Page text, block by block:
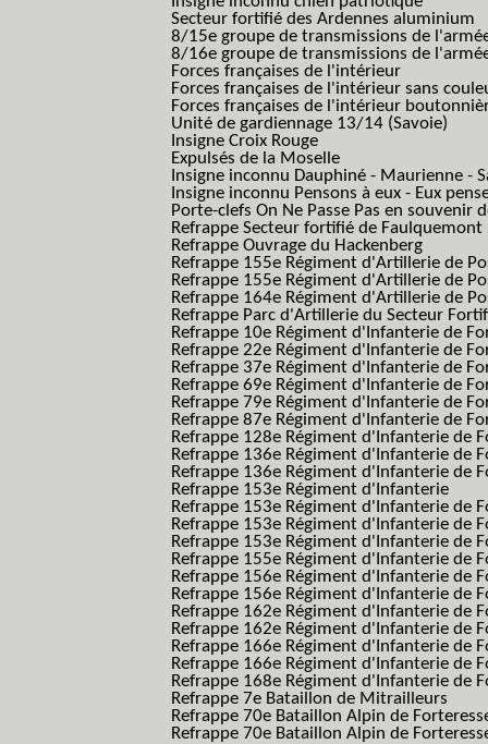
Secteur fortifié des Ardennes aluminium
8/15e groupe de transmissions de
8/16e groupe de transmissions de
Forces françaises de l'intérieur
Forces françaises de l'intérieur sans
Forces françaises de l'intérieur
Unité de gardiennage 13/14 (Savoie)
Insigne Croix Rouge
Expulsés de la Moselle
Insigne inconnu Dauphiné - Maurienne -
Insigne inconnu Pensons à eux - Eux
Porte-clefs On Ne Passe Pas en souvenir
Refrappe Secteur fortifié de Faulquemont
Refrappe Ouvrage du Hackenberg
Refrappe 155e Régiment d'Artillerie de
Refrappe 155e Régiment d'Artillerie de
Refrappe 164e Régiment d'Artillerie de
Refrappe Parc d'Artillerie du Secteur
Refrappe 10e Régiment d'Infanterie de
Refrappe 22e Régiment d'Infanterie de
Refrappe 37e Régiment d'Infanterie de
Refrappe 69e Régiment d'Infanterie de
Refrappe 79e Régiment d'Infanterie de
Refrappe 87e Régiment d'Infanterie de
Refrappe 128e Régiment d'Infanterie de
Refrappe 136e Régiment d'Infanterie de
Refrappe 136e Régiment d'Infanterie de
Refrappe 153e Régiment d'Infanterie
Refrappe 153e Régiment d'Infanterie de
Refrappe 153e Régiment d'Infanterie de
Refrappe 153e Régiment d'Infanterie de
Refrappe 155e Régiment d'Infanterie de
Refrappe 156e Régiment d'Infanterie de
Refrappe 156e Régiment d'Infanterie de
Refrappe 162e Régiment d'Infanterie de
Refrappe 162e Régiment d'Infanterie de
Refrappe 166e Régiment d'Infanterie de
Refrappe 166e Régiment d'Infanterie de
Refrappe 168e Régiment d'Infanterie de
Refrappe 7e Bataillon de Mitrailleurs
Refrappe 70e Bataillon Alpin de
Refrappe 70e Bataillon Alpin de